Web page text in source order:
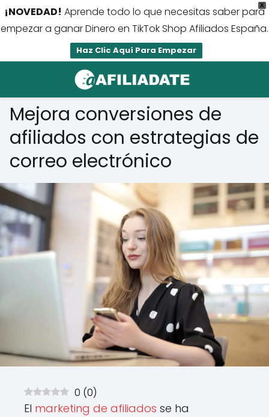
X
¡NOVEDAD! Aprende todo lo que necesitas saber para
empezar a ganar Dinero en TikTok Shop Afiliados España.
Haz Clic Aquí Para Empezar
Mejora conversiones de
afiliados con estrategias de
correo electrónico
0 (0)
El marketing de afiliados se ha